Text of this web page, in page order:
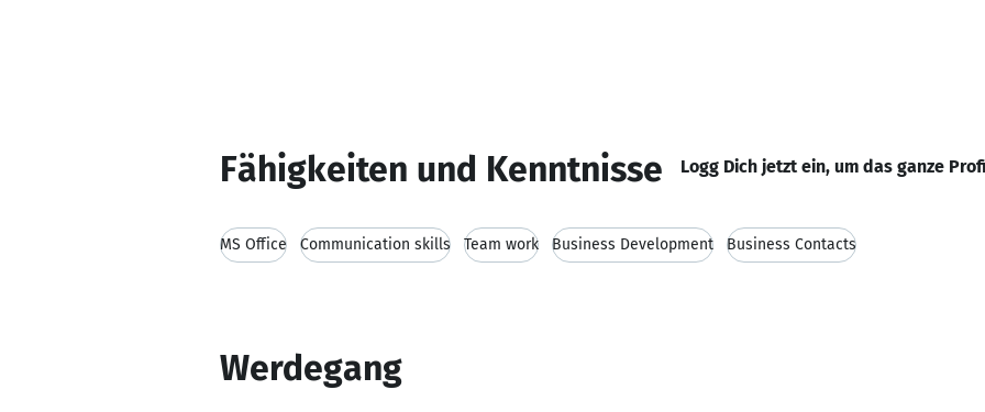
Fähigkeiten und Kenntnisse Logg Dich jetzt ein, um das ganze
MS Office Communication skills Team work Business Development Business Contacts
Werdegang